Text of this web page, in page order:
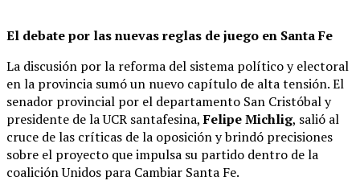
El debate por las nuevas reglas de juego en Santa Fe
La discusión por la reforma del sistema político y electoral
en la provincia sumó un nuevo capítulo de alta tensión. El
senador provincial por el departamento San Cristóbal y
presidente de la UCR santafesina,Felipe Michlig, salió al
cruce de las críticas de la oposición y brindó precisiones
sobre el proyecto que impulsa su partido dentro de la
coalición Unidos para Cambiar Santa Fe.